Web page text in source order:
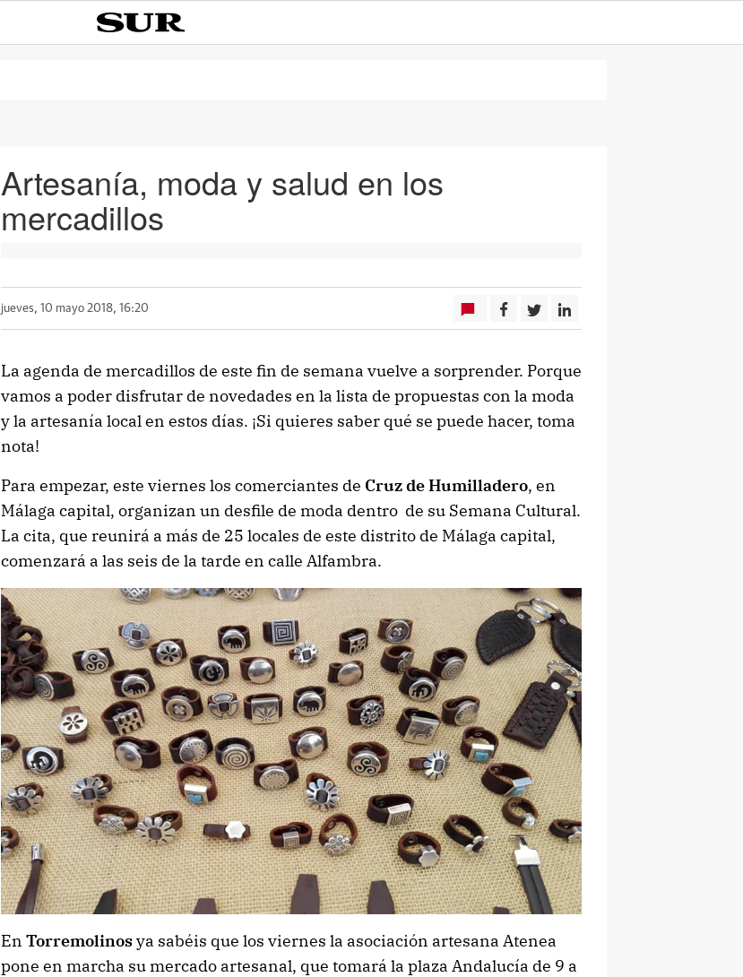
Artesanía, moda y salud en los
mercadillos
jueves, 10 mayo 2018, 16:20
La agenda de mercadillos de este fin de semana vuelve a sorprender. Porque
vamos a poder disfrutar de novedades en la lista de propuestas con la moda
y la artesanía local en estos días. ¡Si quieres saber qué se puede hacer, toma
nota!
Para empezar, este viernes los comerciantes de Cruz de Humilladero, en
Málaga capital, organizan un desfile de moda dentro de su Semana Cultural.
La cita, que reunirá a más de 25 locales de este distrito de Málaga capital,
comenzará a las seis de la tarde en calle Alfambra.
En Torremolinosya sabéis que los viernes la asociación artesana Atenea
pone en marcha su mercado artesanal, que tomará la plaza Andalucía de 9 a